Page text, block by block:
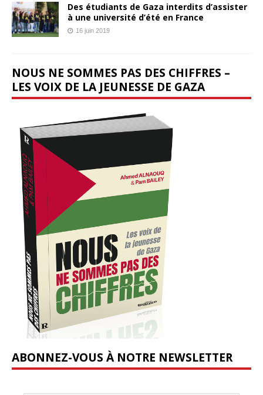
Des étudiants de Gaza interdits d’assister
à une université d’été en France
16 juin 2019
NOUS NE SOMMES PAS DES CHIFFRES –
LES VOIX DE LA JEUNESSE DE GAZA
ABONNEZ-VOUS À NOTRE NEWSLETTER